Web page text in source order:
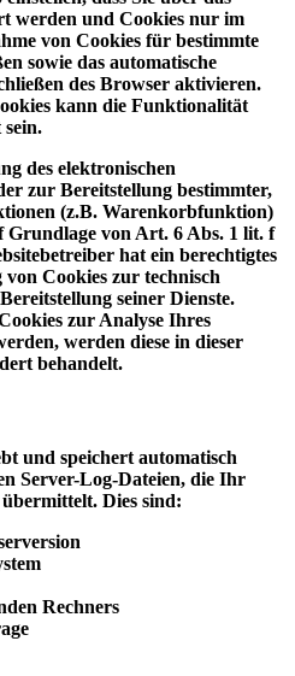
werden und Cookies nur im
von Cookies für bestimmte
sowie das automatische
des Browser aktivieren.
kann die Funktionalität
sein.
des elektronischen
zur Bereitstellung bestimmter,
(z.B. Warenkorbfunktion)
von Art. 6 Abs. 1 lit. f
hat ein berechtigtes
Cookies zur technisch
seiner Dienste.
zur Analyse Ihres
werden diese in dieser
behandelt.
und speichert automatisch
Server-Log-Dateien, die Ihr
Dies sind:
Rechners